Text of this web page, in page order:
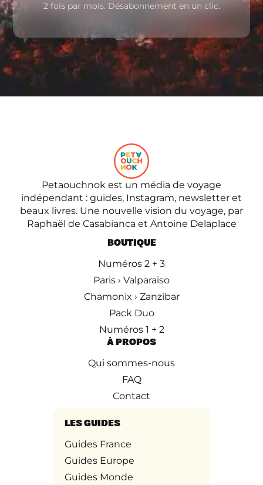
2 fois par mois. Désabonnement en un clic.
Petaouchnok est un média de voyage
indépendant : guides, Instagram, newsletter et
beaux livres. Une nouvelle vision du voyage, par
Raphaël de Casabianca et Antoine Delaplace
BOUTIQUE
Numéros 2 + 3
Paris › Valparaiso
Chamonix › Zanzibar
Pack Duo
Numéros 1 + 2
À PROPOS
Qui sommes-nous
FAQ
Contact
LES GUIDES
Guides France
Guides Europe
Guides Monde